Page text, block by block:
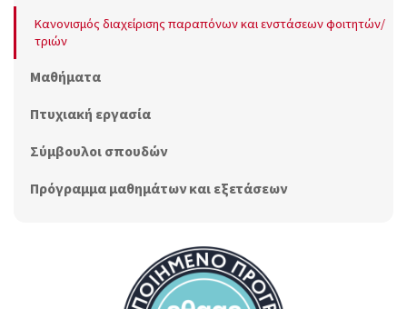
Κανονισμός διαχείρισης παραπόνων και ενστάσεων φοιτητών/
τριών
Μαθήματα
Πτυχιακή εργασία
Σύμβουλοι σπουδών
Πρόγραμμα μαθημάτων και εξετάσεων